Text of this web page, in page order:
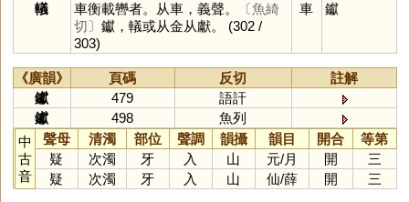
轙
車衡載轡者。从車，義聲。
〔魚綺
切〕 钀，轙或从金从獻。 (302 /
303)
車 钀
《廣韻》 頁碼 反切
註解
钀
479
語訐
钀
498
魚列
中
古
音
聲母 清濁 部位 聲調 韻攝 韻目 開合
等第
疑
次濁 牙 入 山 元/月 開
三
疑
次濁 牙 入 山 仙/薛 開 三